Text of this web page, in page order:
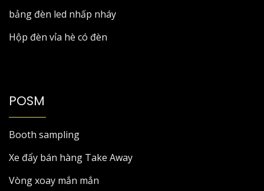
bảng đèn led nhấp nháy
Hộp đèn vỉa hè có đèn
POSM
Booth sampling
Xe đẩy bán hàng Take Away
Vòng xoay mắn mắn